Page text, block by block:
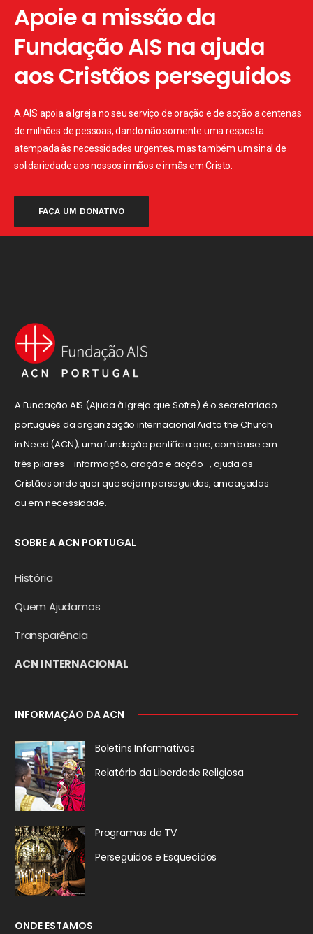
Apoie a missão da
Fundação AIS na ajuda
aos Cristãos perseguidos
A AIS apoia a Igreja no seu serviço de oração e de acção a centenas
de milhões de pessoas, dando não somente uma resposta
atempada às necessidades urgentes, mas também um sinal de
solidariedade aos nossos irmãos e irmãs em Cristo.
FAÇA UM DONATIVO
A Fundação AIS (Ajuda à Igreja que Sofre) é o secretariado
português da organização internacional Aid to the Church
in Need (ACN), uma fundação pontifícia que, com base em
três pilares – informação, oração e acção -, ajuda os
Cristãos onde quer que sejam perseguidos, ameaçados
ou em necessidade.
SOBRE A ACN PORTUGAL
História
Quem Ajudamos
Transparência
ACN INTERNACIONAL
INFORMAÇÃO DA ACN
Boletins Informativos
Relatório da Liberdade Religiosa
Programas de TV
Perseguidos e Esquecidos
ONDE ESTAMOS